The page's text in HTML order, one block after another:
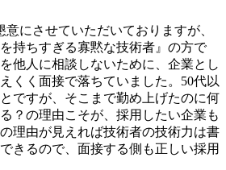
にさせていただいておりますが、
持ちすぎる寡黙な技術者』の方で
他人に相談しないために、企業とし
くく面接で落ちていました。50代以
ですが、そこまで勤め上げたのに何
？の理由こそが、採用したい企業も
理由が見えれば技術者の技術力は書
きるので、面接する側も正しい採用